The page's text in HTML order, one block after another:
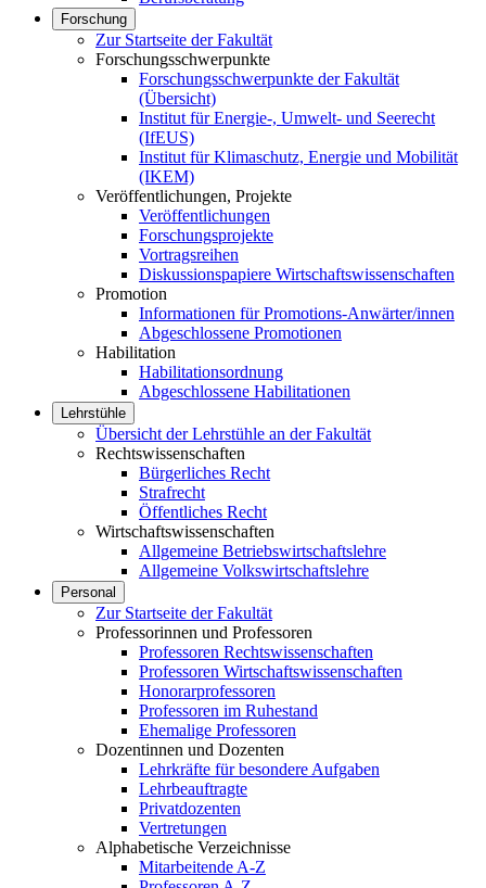
Forschung
Zur Startseite der Fakultät
Forschungsschwerpunkte
Forschungsschwerpunkte der Fakultät
(Übersicht)
Institut für Energie-, Umwelt- und Seerecht
(IfEUS)
Institut für Klimaschutz, Energie und Mobilität
(IKEM)
Veröffentlichungen, Projekte
Veröffentlichungen
Forschungsprojekte
Vortragsreihen
Diskussionspapiere Wirtschaftswissenschaften
Promotion
Informationen für Promotions-Anwärter/innen
Abgeschlossene Promotionen
Habilitation
Habilitationsordnung
Abgeschlossene Habilitationen
Lehrstühle
Übersicht der Lehrstühle an der Fakultät
Rechtswissenschaften
Bürgerliches Recht
Strafrecht
Öffentliches Recht
Wirtschaftswissenschaften
Allgemeine Betriebswirtschaftslehre
Allgemeine Volkswirtschaftslehre
Personal
Zur Startseite der Fakultät
Professorinnen und Professoren
Professoren Rechtswissenschaften
Professoren Wirtschaftswissenschaften
Honorarprofessoren
Professoren im Ruhestand
Ehemalige Professoren
Dozentinnen und Dozenten
Lehrkräfte für besondere Aufgaben
Lehrbeauftragte
Privatdozenten
Vertretungen
Alphabetische Verzeichnisse
Mitarbeitende A-Z